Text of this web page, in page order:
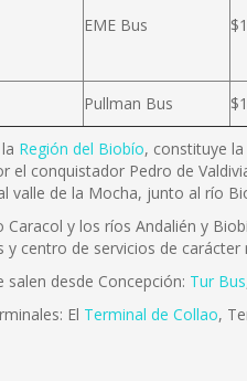
EME Bus
Pullman Bus
Región del Biobío, constituye
el conquistador Pedro de
valle de la Mocha, junto al río
Caracol y los ríos Andalién y
y centro de servicios de carácter
salen desde Concepción: Tur Bus
El Terminal de Collao,